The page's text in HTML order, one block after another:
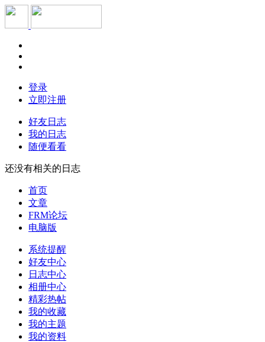
登录
立即注册
好友日志
我的日志
随便看看
还没有相关的日志
首页
文章
FRM论坛
电脑版
系统提醒
好友中心
日志中心
相册中心
精彩热帖
我的收藏
我的主题
我的资料